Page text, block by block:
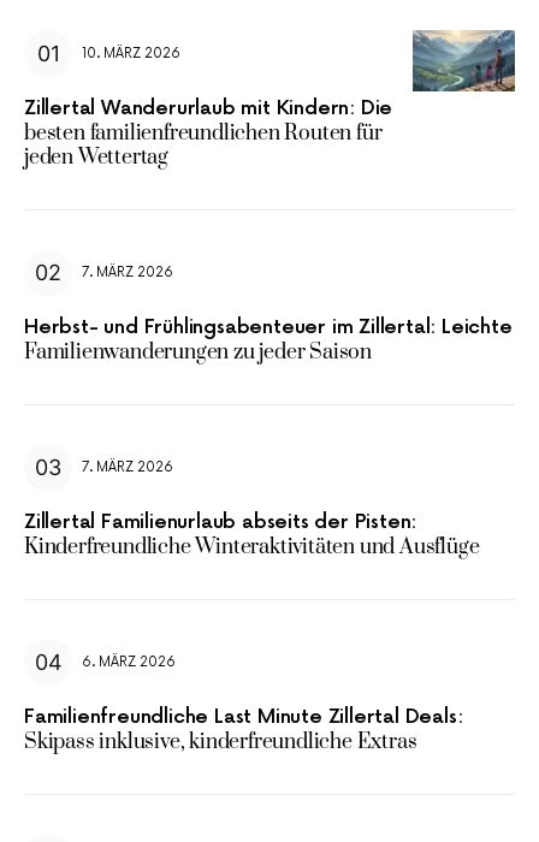
10. MÄRZ 2026
Zillertal Wanderurlaub mit Kindern: Die
besten familienfreundlichen Routen für
jeden Wettertag
7. MÄRZ 2026
Herbst- und Frühlingsabenteuer im Zillertal: Leichte
Familienwanderungen zu jeder Saison
7. MÄRZ 2026
Zillertal Familienurlaub abseits der Pisten:
Kinderfreundliche Winteraktivitäten und Ausflüge
6. MÄRZ 2026
Familienfreundliche Last Minute Zillertal Deals:
Skipass inklusive, kinderfreundliche Extras